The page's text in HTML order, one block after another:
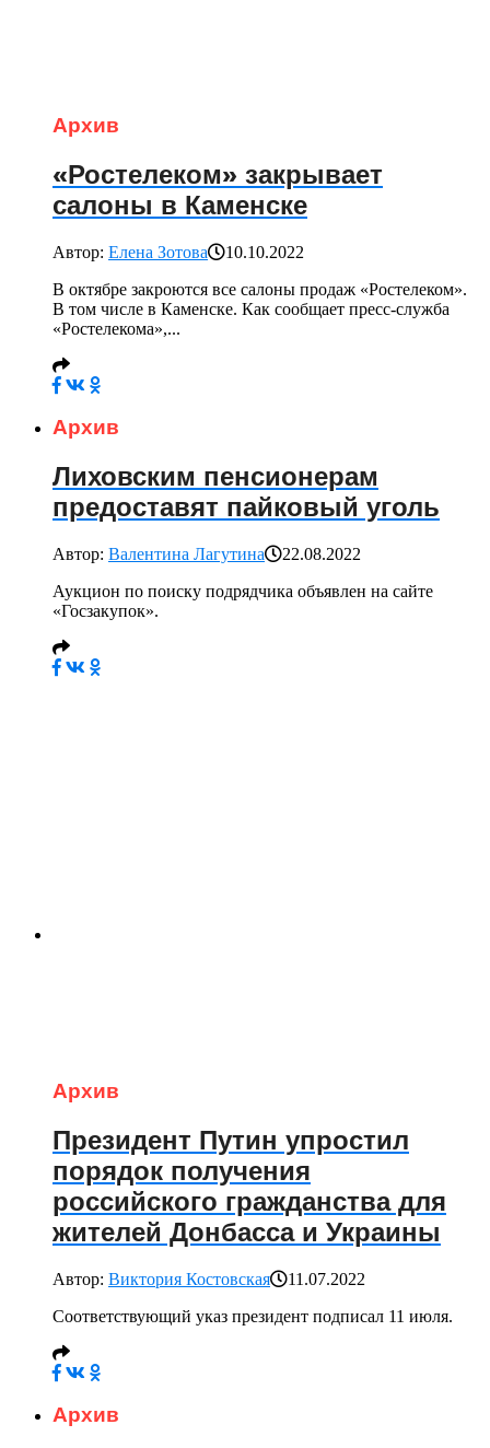
Архив
«Ростелеком» закрывает
салоны в Каменске
Автор: Елена Зотова
10.10.2022
В октябре закроются все салоны продаж «Ростелеком».
В том числе в Каменске. Как сообщает пресс-служба
«Ростелекома»,...
Архив
Лиховским пенсионерам
предоставят пайковый уголь
Автор: Валентина Лагутина
22.08.2022
Аукцион по поиску подрядчика объявлен на сайте
«Госзакупок».
Архив
Президент Путин упростил
порядок получения
российского гражданства для
жителей Донбасса и Украины
Автор: Виктория Костовская
11.07.2022
Соответствующий указ президент подписал 11 июля.
Архив